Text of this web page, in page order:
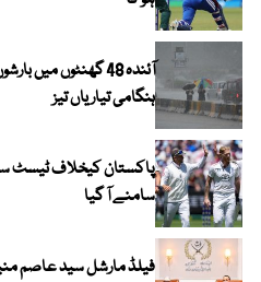
آئندہ 48 گھنٹوں
ہنگامی تیاریاں تیز
سامنے آ گیا
فیلڈ مارشل سید عاصم